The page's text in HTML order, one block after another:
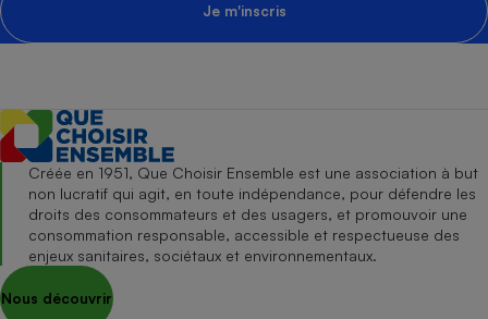
Je m'inscris
Créée en 1951, Que Choisir Ensemble est une association à but
non lucratif qui agit, en toute indépendance, pour défendre les
droits des consommateurs et des usagers, et promouvoir une
consommation responsable, accessible et respectueuse des
enjeux sanitaires, sociétaux et environnementaux.
Nous découvrir